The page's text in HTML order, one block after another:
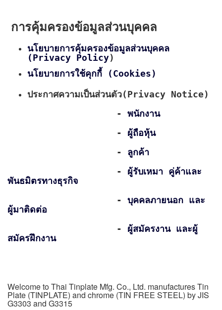
การคุ้มครองข้อมูลส่วนบุคคล
นโยบายการคุ้มครองข้อมูลส่วนบุคคล
(Privacy Policy)
นโยบายการใช้คุกกี้ (Cookies)
ประกาศความเป็นส่วนตัว(Privacy Notice)
- พนักงาน
- ผู้ถือหุ้น
- ลูกค้า
- ผู้รับเหมา คู่ค้าและ
พันธมิตรทางธุรกิจ
- บุคคลภายนอก และ
ผู้มาติดต่อ
- ผู้สมัครงาน และผู้
สมัครฝึกงาน
Welcome to Thai Tinplate Mfg. Co., Ltd. manufactures Tin
Plate (TINPLATE) and chrome (TIN FREE STEEL) by JIS
G3303 and G3315